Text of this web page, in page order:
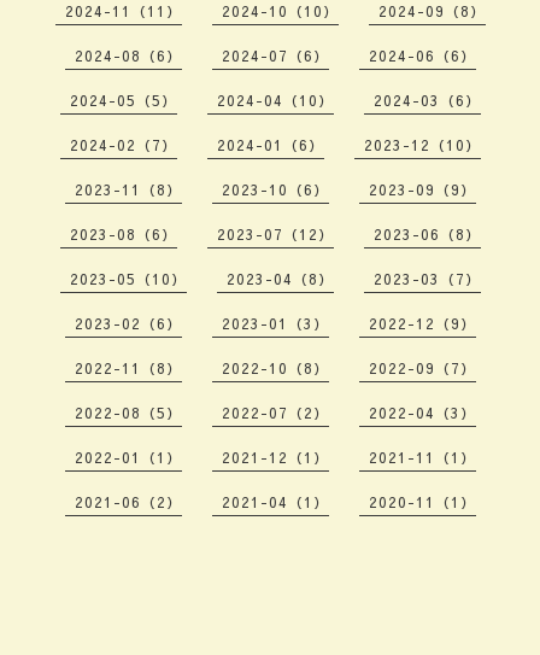
2024-11（11） 2024-10（10） 2024-09（8）
2024-08（6） 2024-07（6） 2024-06（6）
2024-05（5） 2024-04（10） 2024-03（6）
2024-02（7） 2024-01（6） 2023-12（10）
2023-11（8） 2023-10（6） 2023-09（9）
2023-08（6） 2023-07（12） 2023-06（8）
2023-05（10） 2023-04（8） 2023-03（7）
2023-02（6） 2023-01（3） 2022-12（9）
2022-11（8） 2022-10（8） 2022-09（7）
2022-08（5） 2022-07（2） 2022-04（3）
2022-01（1） 2021-12（1） 2021-11（1）
2021-06（2） 2021-04（1） 2020-11（1）